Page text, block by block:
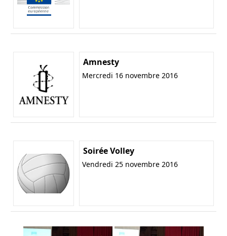
Amnesty
Mercredi 16 novembre 2016
Soirée Volley
Vendredi 25 novembre 2016